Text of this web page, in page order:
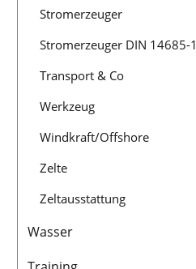
Stromerzeuger
Stromerzeuger DIN 14685-1
Transport & Co
Werkzeug
Windkraft/Offshore
Zelte
Zeltausstattung
Wasser